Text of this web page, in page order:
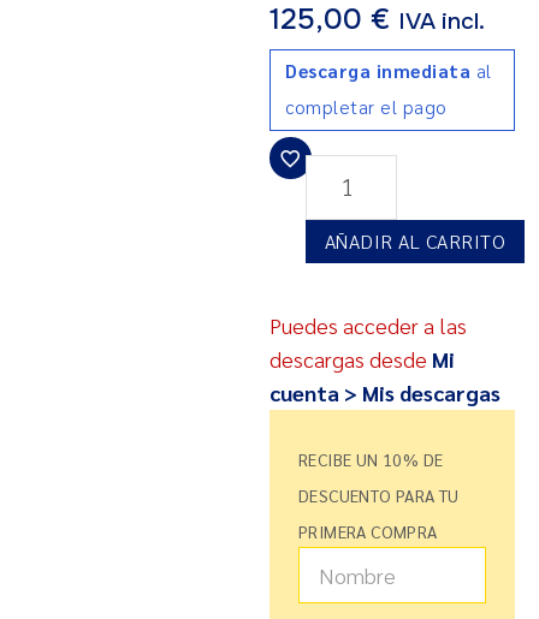
125,00 € IVA incl.
Descarga inmediata al
completar el pago
AÑADIR AL CARRITO
Puedes acceder a las
descargas desde Mi
cuenta > Mis descargas
RECIBE UN 10% DE
DESCUENTO PARA TU
PRIMERA COMPRA